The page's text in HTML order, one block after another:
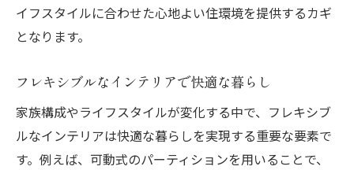
イフスタイルに合わせた心地よい住環境を提供するカギ
となります。
フレキシブルなインテリアで快適な暮らし
家族構成やライフスタイルが変化する中で、フレキシブ
ルなインテリアは快適な暮らしを実現する重要な要素で
す。例えば、可動式のパーティションを用いることで、